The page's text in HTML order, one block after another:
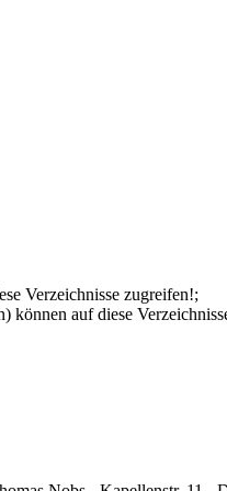
Verzeichnisse zugreifen!;
auf diese